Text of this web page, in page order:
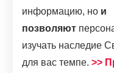
информацию, но и
позволяют
изучать наследие
для вас темпе. >>